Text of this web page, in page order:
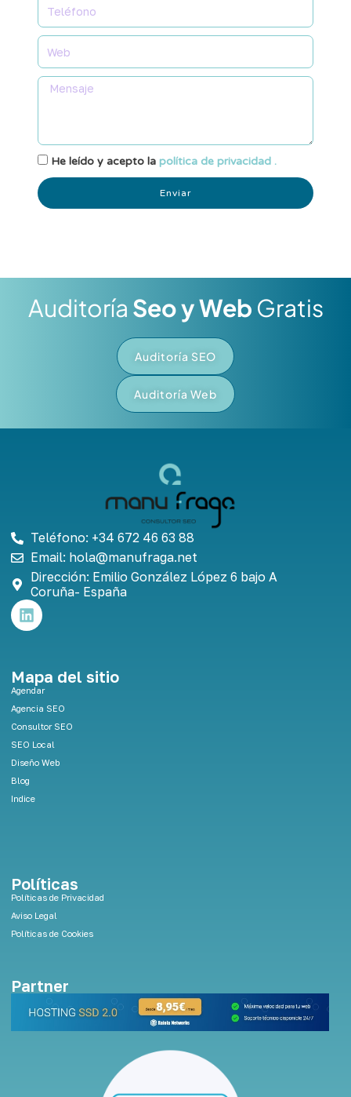
He leído y acepto la política de privacidad .
Enviar
Auditoría Seo y Web Gratis
Auditoría SEO
Auditoría Web
Teléfono: +34 672 46 63 88
Email: hola@manufraga.net
Dirección: Emilio González López 6 bajo A
Coruña- España
L
i
e
d
n
Mapa del sitio
Agendar
Agencia SEO
Consultor SEO
SEO Local
Diseño Web
Blog
Indice
Políticas
Políticas de Privacidad
Aviso Legal
Políticas de Cookies
Partner